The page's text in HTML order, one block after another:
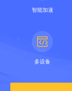
智能加速
多设备